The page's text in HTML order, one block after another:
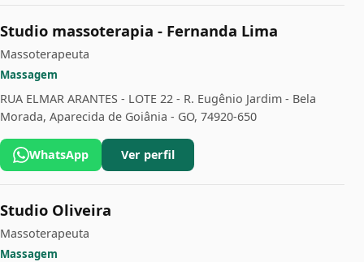
Studio massoterapia - Fernanda Lima
Massoterapeuta
Massagem
RUA ELMAR ARANTES - LOTE 22 - R. Eugênio Jardim - Bela
Morada, Aparecida de Goiânia - GO, 74920-650
WhatsApp Ver perfil
Studio Oliveira
Massoterapeuta
Massagem